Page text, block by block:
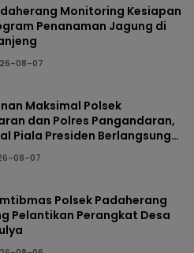
Monitoring Kesiapan
Penanaman Jagung di
08-07
Maksimal Polsek
dan Polres Pangandaran,
Piala Presiden Berlangsung
08-07
Polsek Padaherang
Pelantikan Perangkat Desa